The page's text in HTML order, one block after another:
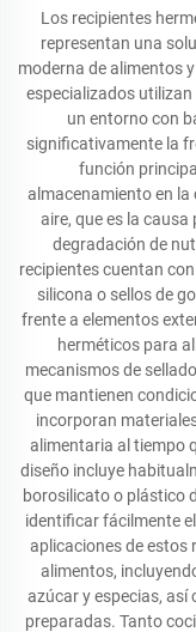
Los recipientes
representan una
moderna de alimentos
especializados
un entorno con
significativamente la
función
almacenamiento en la
aire, que es la
degradación de
recipientes cuentan
silicona o sellos de
frente a elementos
herméticos para
mecanismos de
que mantienen
incorporan
alimentaria al tiempo
diseño incluye
borosilicato o plástico
identificar fácilmente
aplicaciones de estos
alimentos,
azúcar y especias,
preparadas. Tanto